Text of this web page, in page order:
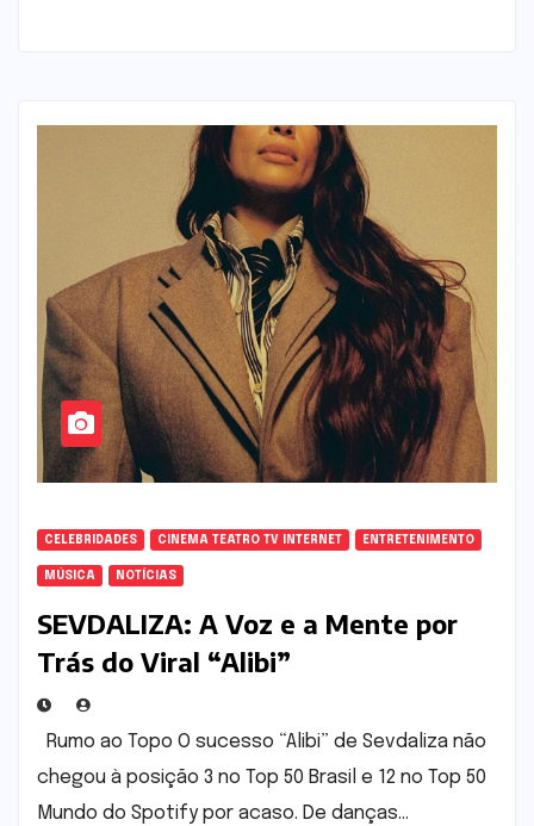
CELEBRIDADES CINEMA TEATRO TV INTERNET ENTRETENIMENTO
MÚSICA NOTÍCIAS
SEVDALIZA: A Voz e a Mente por
Trás do Viral “Alibi”
Rumo ao Topo O sucesso “Alibi” de Sevdaliza não
chegou à posição 3 no Top 50 Brasil e 12 no Top 50
Mundo do Spotify por acaso. De danças…